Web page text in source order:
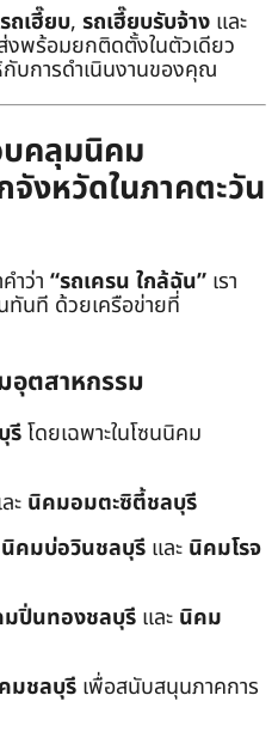
ถเฮี๊ยบ, รถเฮี๊ยบรับจ้าง และ
งพร้อมยกติดตั้งในตัวเดียว
กับการดำเนินงานของคุณ
คลุมนิคม
งหวัดในภาคตะวัน
ำว่า “รถเครน ใกล้ฉัน” เรา
ทันที ด้วยเครือข่ายที่
อุตสาหกรรม
รีโดยเฉพาะในโซนนิคม
ะ นิคมอมตะซิตี้ชลบุรี
นิคมบ่อวินชลบุรี และ นิคมโรจ
ปิ่นทองชลบุรี และ นิคม
มชลบุรี เพื่อสนับสนุนภาคการ